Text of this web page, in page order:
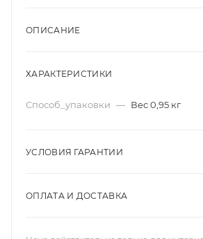
ОПИСАНИЕ
ХАРАКТЕРИСТИКИ
Способ_упаковки — Вес 0,95 кг
УСЛОВИЯ ГАРАНТИИ
ОПЛАТА И ДОСТАВКА